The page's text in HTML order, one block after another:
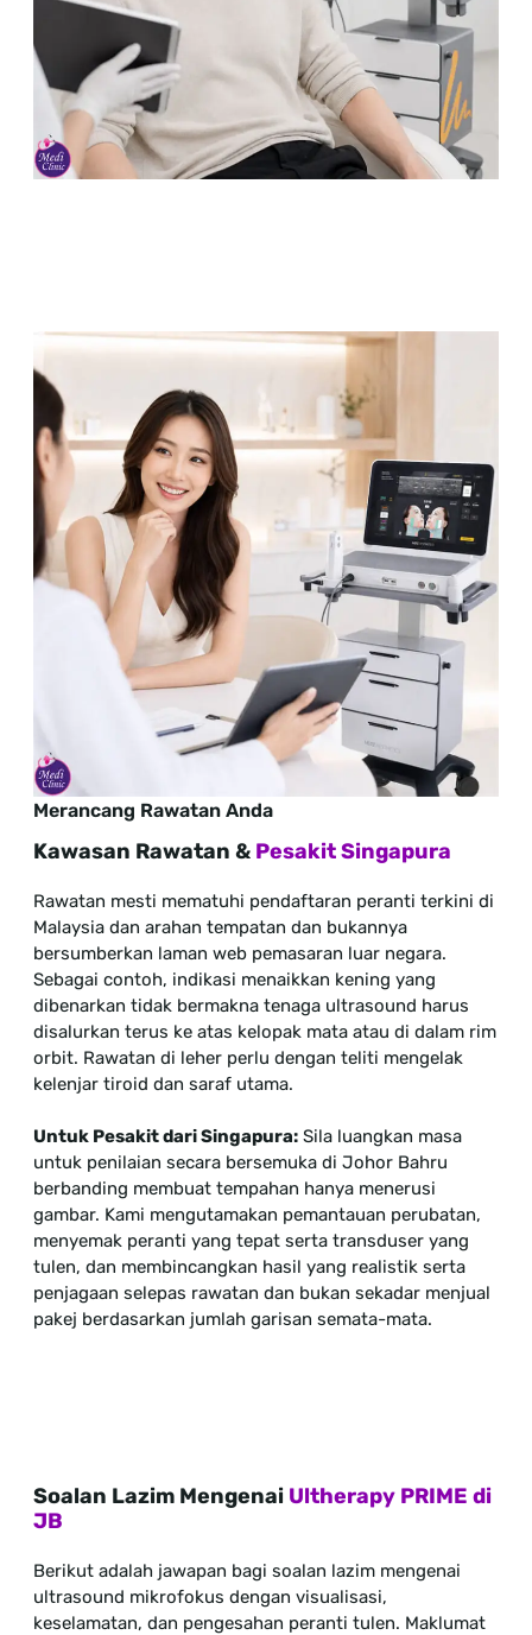
Merancang Rawatan Anda
Kawasan Rawatan & Pesakit Singapura
Rawatan mesti mematuhi pendaftaran peranti terkini di
Malaysia dan arahan tempatan dan bukannya
bersumberkan laman web pemasaran luar negara.
Sebagai contoh, indikasi menaikkan kening yang
dibenarkan tidak bermakna tenaga ultrasound harus
disalurkan terus ke atas kelopak mata atau di dalam rim
orbit. Rawatan di leher perlu dengan teliti mengelak
kelenjar tiroid dan saraf utama.
Untuk Pesakit dari Singapura: Sila luangkan masa
untuk penilaian secara bersemuka di Johor Bahru
berbanding membuat tempahan hanya menerusi
gambar. Kami mengutamakan pemantauan perubatan,
menyemak peranti yang tepat serta transduser yang
tulen, dan membincangkan hasil yang realistik serta
penjagaan selepas rawatan dan bukan sekadar menjual
pakej berdasarkan jumlah garisan semata-mata.
Soalan Lazim Mengenai Ultherapy PRIME di
JB
Berikut adalah jawapan bagi soalan lazim mengenai
ultrasound mikrofokus dengan visualisasi,
keselamatan, dan pengesahan peranti tulen. Maklumat